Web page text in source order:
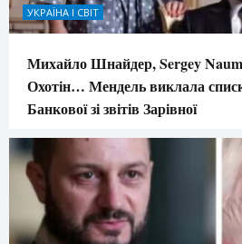
УКРАЇНА І СВІТ
Михайло Шнайдер, Sergey
Охотін… Мендель виклала
Банкової зі звітів Зарівної